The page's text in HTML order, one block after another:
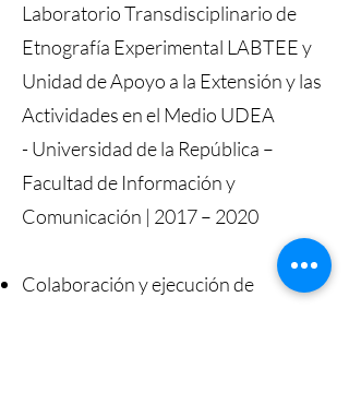
Laboratorio Transdisciplinario de
Etnografía Experimental LABTEE y
Unidad de Apoyo a la Extensión y las
Actividades en el Medio UDEA
- Universidad de la República –
Facultad de Información y
Comunicación | 2017 – 2020
Colaboración y ejecución de